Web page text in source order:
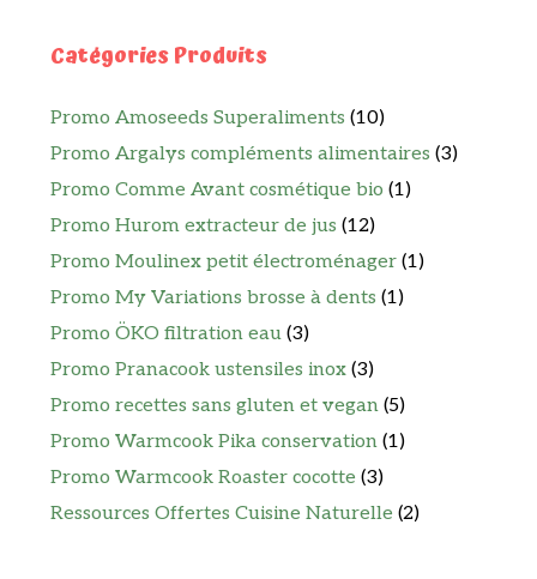
Catégories Produits
Promo Amoseeds Superaliments (10)
Promo Argalys compléments alimentaires (3)
Promo Comme Avant cosmétique bio (1)
Promo Hurom extracteur de jus (12)
Promo Moulinex petit électroménager (1)
Promo My Variations brosse à dents (1)
Promo ÖKO filtration eau (3)
Promo Pranacook ustensiles inox (3)
Promo recettes sans gluten et vegan (5)
Promo Warmcook Pika conservation (1)
Promo Warmcook Roaster cocotte (3)
Ressources Offertes Cuisine Naturelle (2)